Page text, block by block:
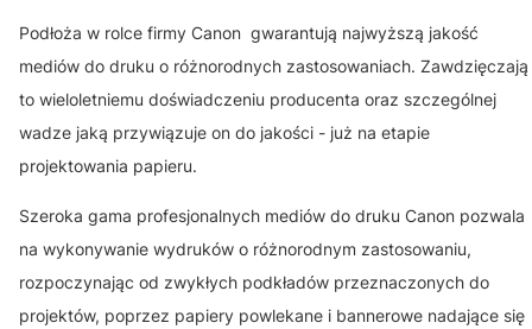
Podłoża w rolce firmy Canon gwarantują najwyższą jakość
mediów do druku o różnorodnych zastosowaniach. Zawdzięczają
to wieloletniemu doświadczeniu producenta oraz szczególnej
wadze jaką przywiązuje on do jakości - już na etapie
projektowania papieru.
Szeroka gama profesjonalnych mediów do druku Canon pozwala
na wykonywanie wydruków o różnorodnym zastosowaniu,
rozpoczynając od zwykłych podkładów przeznaczonych do
projektów, poprzez papiery powlekane i bannerowe nadające się